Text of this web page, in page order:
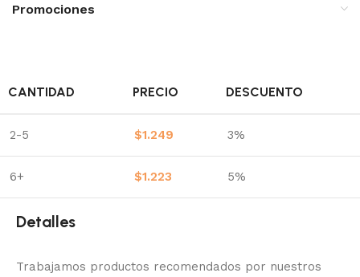
Promociones
CANTIDAD PRECIO DESCUENTO
2-5 $1.249 3%
6+ $1.223 5%
Detalles
Trabajamos productos recomendados por nuestros